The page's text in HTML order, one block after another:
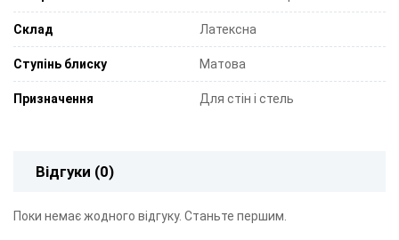
Склад Латексна
Ступінь блиску Матова
Призначення Для стін і стель
Відгуки (0)
Поки немає жодного відгуку. Станьте першим.